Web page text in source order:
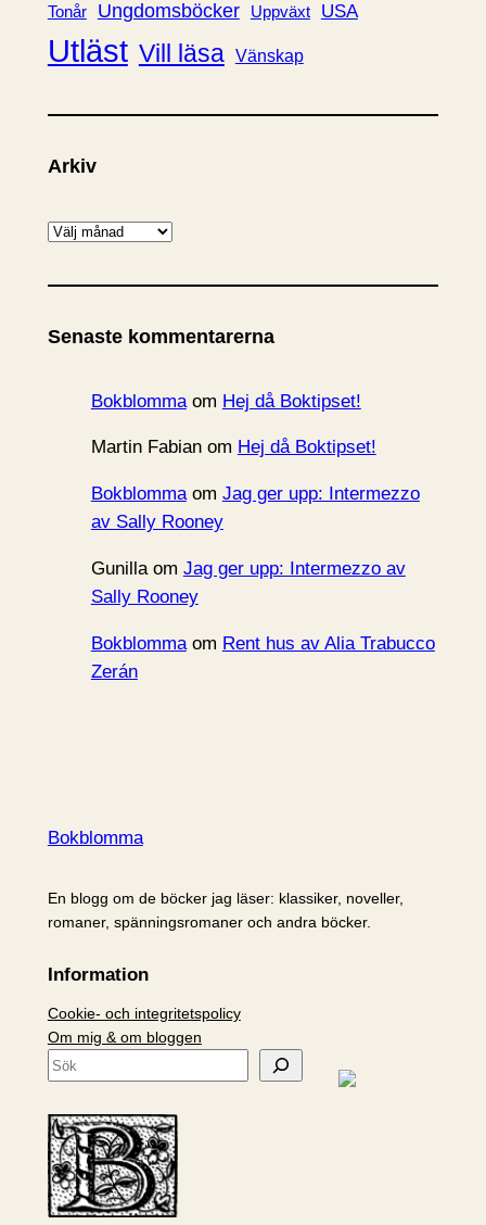
Tonår Ungdomsböcker Uppväxt USA
Utläst Vill läsa Vänskap
Arkiv
A
k
v
Senaste kommentarerna
Bokblommaom Hej då Boktipset!
Martin Fabianom Hej då Boktipset!
Bokblommaom Jag ger upp: Intermezzo
av Sally Rooney
Gunillaom Jag ger upp: Intermezzo av
Sally Rooney
Bokblommaom Rent hus av Alia Trabucco
Zerán
Bokblomma
En blogg om de böcker jag läser: klassiker, noveller,
romaner, spänningsromaner och andra böcker.
Information
Cookie- och integritetspolicy
Om mig & om bloggen
S
k